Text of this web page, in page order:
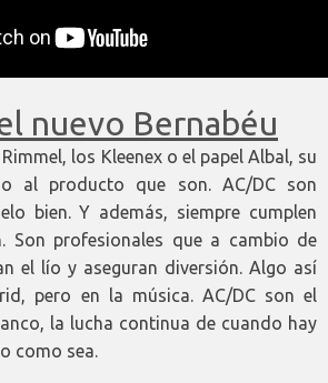
nuevo Bernabéu
los Kleenex o el papel Albal, su
al producto que son. AC/DC son
bien. Y además, siempre cumplen
Son profesionales que a cambio de
el lío y aseguran diversión. Algo así
pero en la música. AC/DC son el
la lucha continua de cuando hay
como sea.